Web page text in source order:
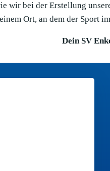
wir bei der Erstellung
Ort, an dem der Sport
Dein SV